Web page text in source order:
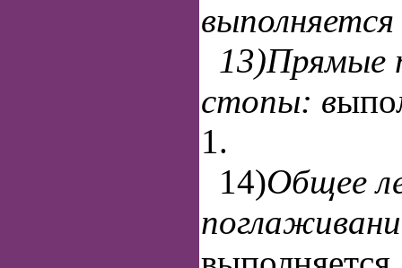
13)Прямые
стопы: в
1.
14)Общее